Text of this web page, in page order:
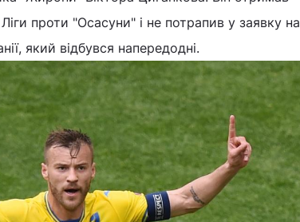
проти "Осасуни" і не потрапив у заявку на
який відбувся напередодні.